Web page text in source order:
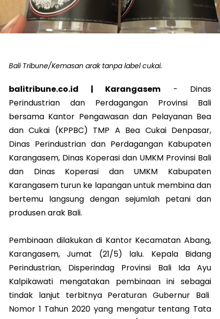
Bali Tribune/Kemasan arak tanpa label cukai.
balitribune.co.id | Karangasem - Dinas
Perindustrian dan Perdagangan Provinsi Bali
bersama Kantor Pengawasan dan Pelayanan Bea
dan Cukai (KPPBC) TMP A Bea Cukai Denpasar,
Dinas Perindustrian dan Perdagangan Kabupaten
Karangasem, Dinas Koperasi dan UMKM Provinsi Bali
dan Dinas Koperasi dan UMKM Kabupaten
Karangasem turun ke lapangan untuk membina dan
bertemu langsung dengan sejumlah petani dan
produsen arak Bali.
Pembinaan dilakukan di Kantor Kecamatan Abang,
Karangasem, Jumat (21/5) lalu. Kepala Bidang
Perindustrian, Disperindag Provinsi Bali Ida Ayu
Kalpikawati mengatakan pembinaan ini sebagai
tindak lanjut terbitnya Peraturan Gubernur Bali
Nomor 1 Tahun 2020 yang mengatur tentang Tata